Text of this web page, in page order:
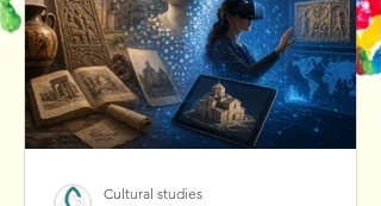
актуальним питанням польсько-
української взаємодії в
європейському контексті.
Cultural studies